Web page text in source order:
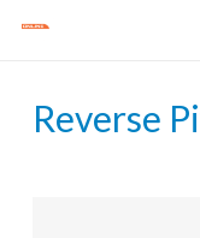
Reverse